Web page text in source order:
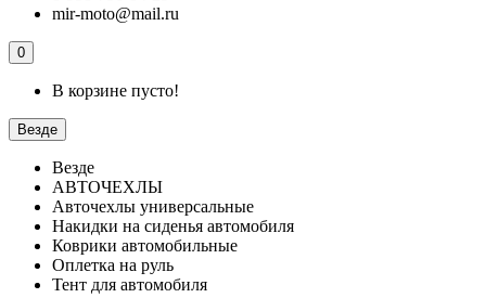
mir-moto@mail.ru
0
В корзине пусто!
Везде
Везде
АВТОЧЕХЛЫ
Авточехлы универсальные
Накидки на сиденья автомобиля
Коврики автомобильные
Оплетка на руль
Тент для автомобиля